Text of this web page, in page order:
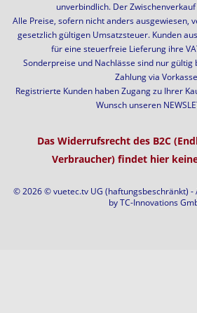
unverbindlich. Der
Alle Preise, sofern nicht anders ausgewiesen,
gesetzlich gültigen Umsatzsteuer. Kunden
für eine steuerfreie Lieferung ihre
Sonderpreise und Nachlässe sind nur gültig
Zahlung via
Registrierte Kunden haben Zugang zu Ihrer
Wunsch unseren
Das Widerrufsrecht des B2C
Verbraucher) findet hier
© 2026 © vuetec.tv UG (haftungsbeschränkt) -
byTC-Innovations